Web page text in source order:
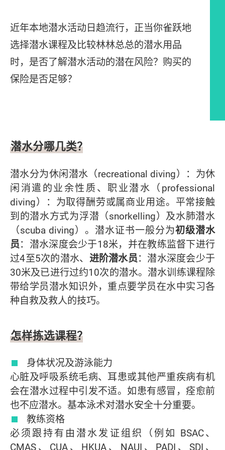
近年本地潜水活动日趋流行，正当你雀跃地
选择潜水课程及比较林林总总的潜水用品
时，是否了解潜水活动的潜在风险？购买的
保险是否足够？
潜水分哪几类？
潜水分为休闲潜水（recreational diving）：为休
闲消遣的业余性质、职业潜水（professional
diving）：为取得酬劳或属商业用途。平常接触
到的潜水方式为浮潜（snorkelling）及水肺潜水
（scuba diving）。潜水证书一般分为初级潜水
员：潜水深度会少于18米，并在教练监督下进行
过4至5次的潜水、 进阶潜水员：潜水深度会少于
30米及已进行过约10次的潜水。潜水训练课程除
带给学员潜水知识外，重点要学员在水中实习各
种自救及救人的技巧。
怎样拣选课程？
身体状况及游泳能力
心脏及呼吸系统毛病、耳患或其他严重疾病有机
会在潜水过程中引发不适。如患有感冒，痊愈前
也不应潜水。基本泳术对潜水安全十分重要。
教练资格
必须跟持有由潜水发证组织（例如 BSAC、
CMAS、CUA、HKUA、NAUI、PADI、SDI、